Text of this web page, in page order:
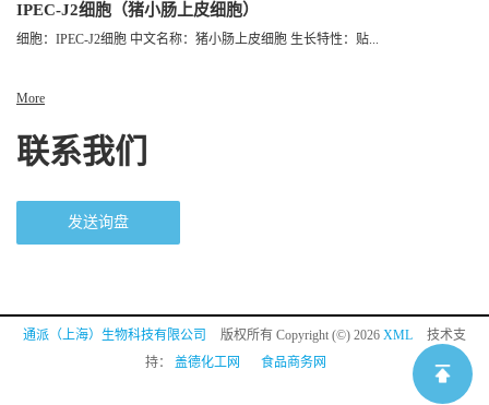
IPEC-J2细胞（猪小肠上皮细胞）
细胞：IPEC-J2细胞 中文名称：猪小肠上皮细胞 生长特性：贴...
More
联系我们
发送询盘
通派（上海）生物科技有限公司 版权所有 Copyright (©) 2026 XML
技术支
持： 盖德化工网 食品商务网